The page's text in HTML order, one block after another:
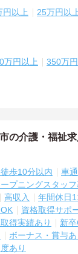
円以上 25万円以
万円以上 350万
の介護・福祉
歩10分以内 車
プニングスタッ
高収入 年間休日
資格取得サポ
得実績あり
新
ボーナス・賞与あ
あり